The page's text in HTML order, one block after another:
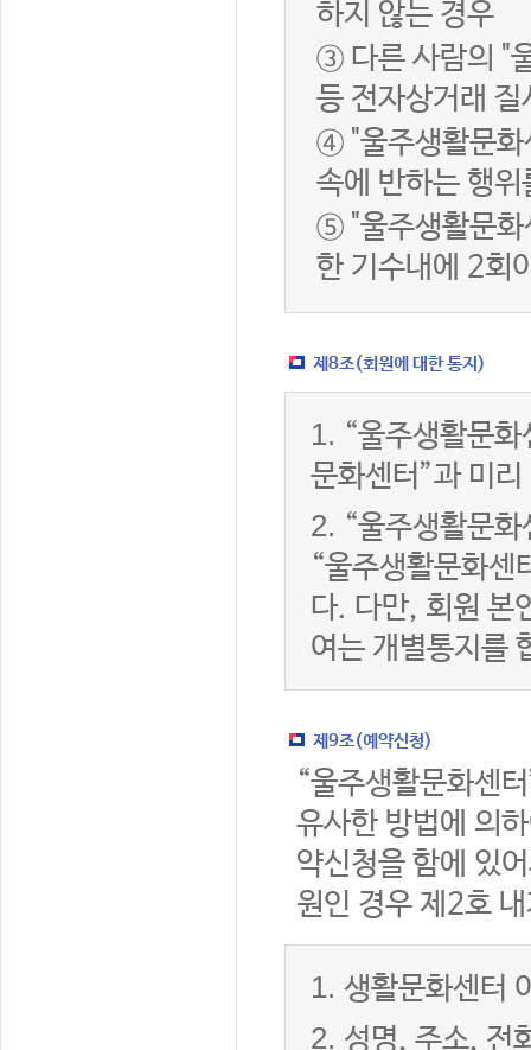
하지 않는 경우
③ 다른 사람의 "
등 전자상거래
④ "울주생활문화
속에 반하는 행
⑤ "울주생활문화
한 기수내에 2회
제8조(회원에 대한 통지)
1. “울주생활문
문화센터”과 미
2. “울주생활문
“울주생활문화센
다. 다만, 회원 본
여는 개별통지를
제9조(예약신청)
“울주생활문화센
유사한 방법에 의
약신청을 함에 있
원인 경우 제2호
1. 생활문화센터
2. 성명, 주소, 전